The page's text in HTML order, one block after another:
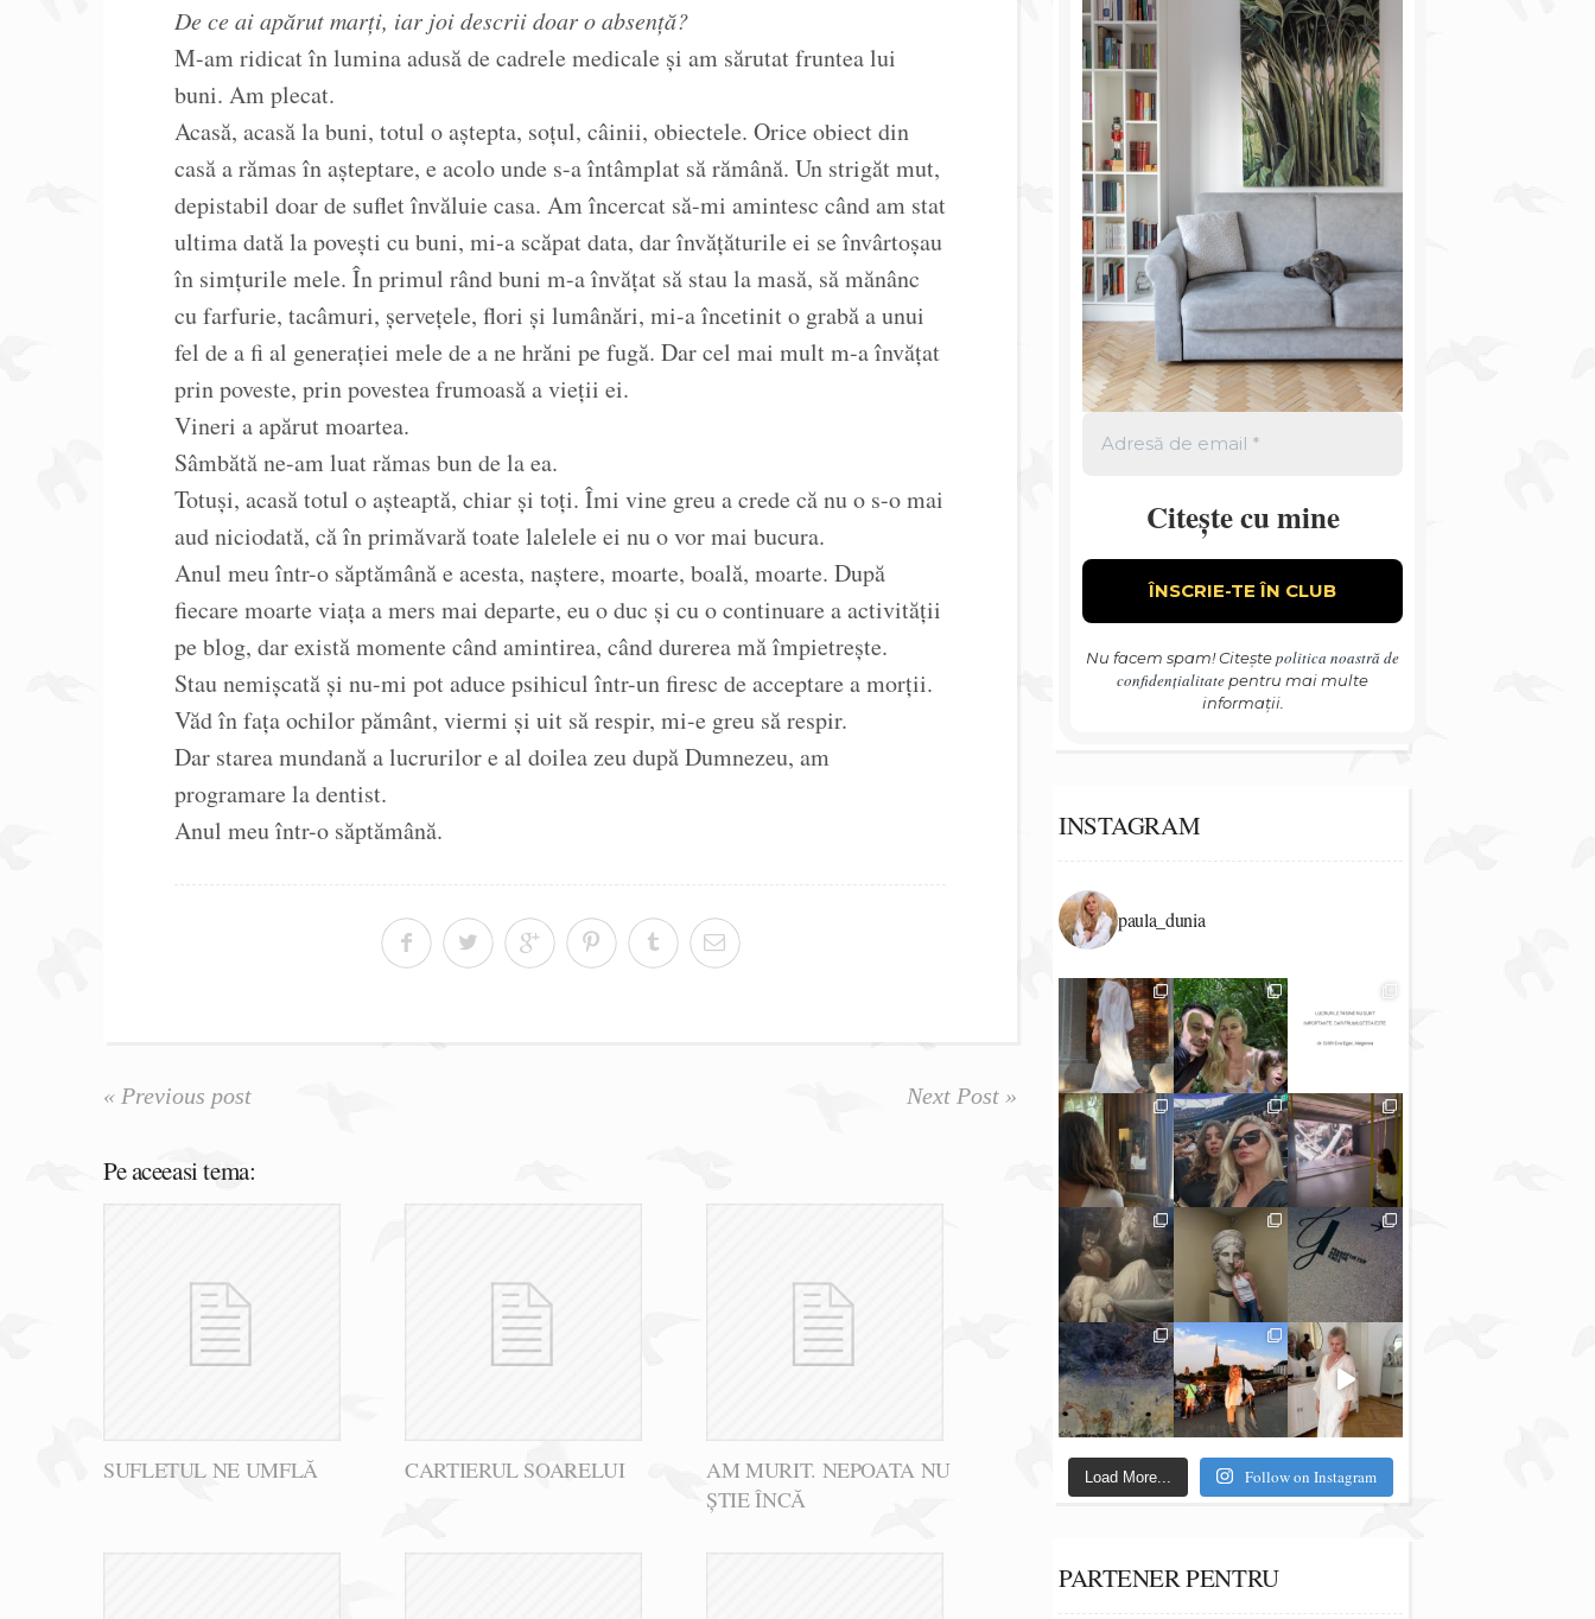
De ce ai apărut marți, iar joi descrii doar o absență?
M-am ridicat în lumina adusă de cadrele medicale și am sărutat fruntea lui
buni. Am plecat.
Acasă, acasă la buni, totul o aștepta, soțul, câinii, obiectele. Orice obiect din
casă a rămas în așteptare, e acolo unde s-a întâmplat să rămână. Un strigăt mut,
depistabil doar de suflet învăluie casa. Am încercat să-mi amintesc când am stat
ultima dată la povești cu buni, mi-a scăpat data, dar învățăturile ei se învârtoșau
în simțurile mele. În primul rând buni m-a învățat să stau la masă, să mănânc
cu farfurie, tacâmuri, șervețele, flori și lumânări, mi-a încetinit o grabă a unui
fel de a fi al generației mele de a ne hrăni pe fugă. Dar cel mai mult m-a învățat
prin poveste, prin povestea frumoasă a vieții ei.
Vineri a apărut moartea.
Sâmbătă ne-am luat rămas bun de la ea.
Totuși, acasă totul o așteaptă, chiar și toți. Îmi vine greu a crede că nu o s-o mai
aud niciodată, că în primăvară toate lalelele ei nu o vor mai bucura.
Anul meu într-o săptămână e acesta, naștere, moarte, boală, moarte. După
fiecare moarte viața a mers mai departe, eu o duc și cu o continuare a activității
pe blog, dar există momente când amintirea, când durerea mă împietrește.
Stau nemișcată și nu-mi pot aduce psihicul într-un firesc de acceptare a morții.
Văd în fața ochilor pământ, viermi și uit să respir, mi-e greu să respir.
Dar starea mundană a lucrurilor e al doilea zeu după Dumnezeu, am
programare la dentist.
Anul meu într-o săptămână.
« Previous post Next Post »
Pe aceeasi tema:
SUFLETUL NE UMFLĂ CARTIERUL SOARELUI
AM MURIT. NEPOATA NU
ȘTIE ÎNCĂ
Citește cu mine
Nu facem spam! Citeștepolitica noastră de
confidențialitate pentru mai multe
informații.
INSTAGRAM
paula_dunia
Load More... Follow on Instagram
PARTENER PENTRU